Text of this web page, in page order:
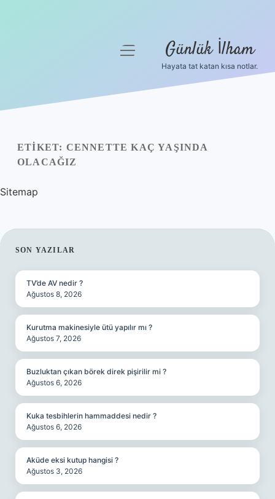
Yasal Uyarı
menüyü
Günlük İlham
Hayata tat katan kısa notlar.
ETIKET: CENNETTE KAÇ YAŞINDA
OLACAĞIZ
Sitemap
SIDEBAR
SON YAZILAR
TV’de AV nedir ?
Ağustos 8, 2026
Kurutma makinesiyle ütü yapılır mı ?
Ağustos 7, 2026
Buzluktan çıkan börek direk pişirilir mi ?
Ağustos 6, 2026
Kuka tesbihlerin hammaddesi nedir ?
Ağustos 6, 2026
Aküde eksi kutup hangisi ?
Ağustos 3, 2026